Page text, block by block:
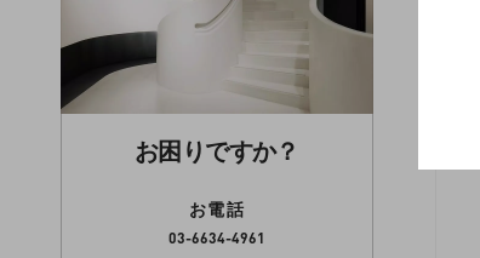
お困りですか？
お電話
03-6634-4961